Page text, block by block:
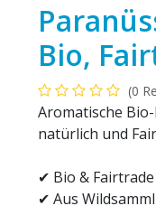
Bio,
(0
Aromatische
natürlich und
✔ Bio &
✔ Aus